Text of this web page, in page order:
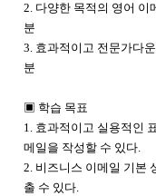
2. 다양한 목적의 영어 이
분
3. 효과적이고 전문가다
분
▣ 학습 목표
1. 효과적이고 실용적인
메일을 작성할 수 있다.
2. 비즈니스 이메일 기본
출 수 있다.